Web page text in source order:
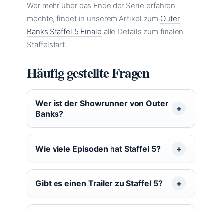
Wer mehr über das Ende der Serie erfahren
möchte, findet in unserem Artikel zum Outer
Banks Staffel 5 Finale alle Details zum finalen
Staffelstart.
Häufig gestellte Fragen
Wer ist der Showrunner von Outer
Banks?
Wie viele Episoden hat Staffel 5?
Gibt es einen Trailer zu Staffel 5?